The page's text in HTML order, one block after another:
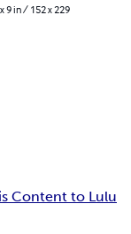
9 in / 152 x 229
Content to Lulu